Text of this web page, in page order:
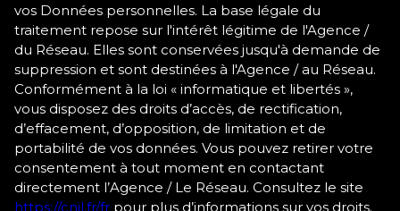
vos Données personnelles. La base légale du
traitement repose sur l'intérêt légitime de l'Agence /
du Réseau. Elles sont conservées jusqu'à demande de
suppression et sont destinées à l'Agence / au Réseau.
Conformément à la loi « informatique et libertés »,
vous disposez des droits d’accès, de rectification,
d’effacement, d’opposition, de limitation et de
portabilité de vos données. Vous pouvez retirer votre
consentement à tout moment en contactant
directement l’Agence / Le Réseau. Consultez le site
https://cnil.fr/fr pour plus d’informations sur vos droits.